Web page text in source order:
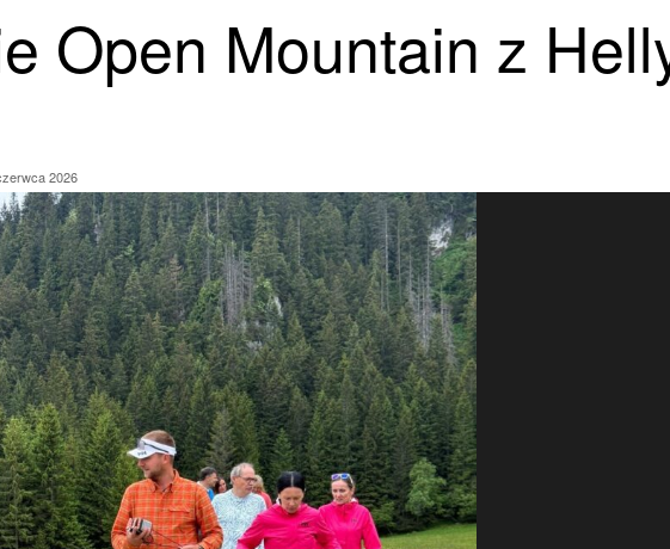
Open Mountain z
2026